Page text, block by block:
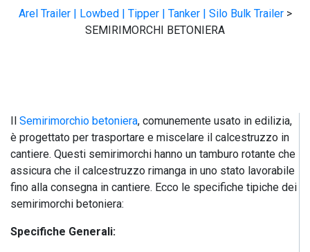
Arel Trailer | Lowbed | Tipper | Tanker | Silo Bulk Trailer>
SEMIRIMORCHI BETONIERA
Il Semirimorchio betoniera, comunemente usato in edilizia,
è progettato per trasportare e miscelare il calcestruzzo in
cantiere. Questi semirimorchi hanno un tamburo rotante che
assicura che il calcestruzzo rimanga in uno stato lavorabile
fino alla consegna in cantiere. Ecco le specifiche tipiche dei
semirimorchi betoniera:
Specifiche Generali: